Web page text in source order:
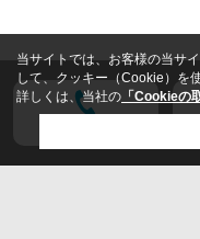
当サイトでは、お客様の当サ
して、クッキー（Cookie）を
詳しくは、当社の 「Cookieの